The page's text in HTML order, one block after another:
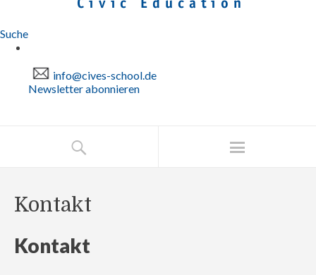
Suche
info@cives-school.de
Newsletter abonnieren
Kontakt
Kontakt